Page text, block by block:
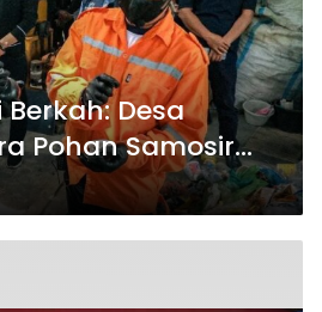
Desa
Pohan Samosir